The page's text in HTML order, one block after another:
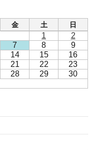
金 土 日
1
2
7 8
9
14 15
16
21 22
23
28 29
30